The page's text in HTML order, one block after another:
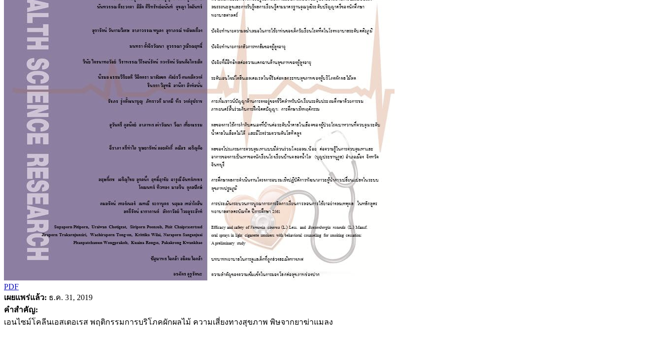
PDF
เผยแพร่แล้ว: ธ.ค. 31, 2019
คำสำคัญ:
เอนไซม์โคลีนเอสเตอเรส พฤติกรรมการบริโภคผักผลไม้ ความเสี่ยงทางสุขภาพ พิษจากยาฆ่าแมลง